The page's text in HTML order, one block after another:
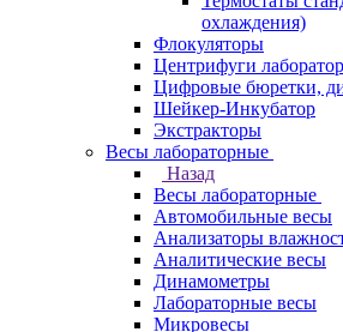
охлаждения)
Флокуляторы
Центрифуги
Цифровые бюретки,
Шейкер-Инкубатор
Экстракторы
Весы лабораторные
Назад
Весы лабораторные
Автомобильные весы
Анализаторы
Аналитические весы
Динамометры
Лабораторные весы
Микровесы